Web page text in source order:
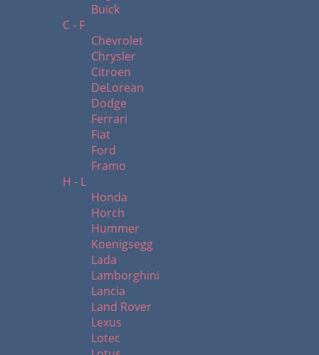
Buick
C - F
Chevrolet
Chrysler
Citroen
DeLorean
Dodge
Ferrari
Fiat
Ford
Framo
H - L
Honda
Horch
Hummer
Koenigsegg
Lada
Lamborghini
Lancia
Land Rover
Lexus
Lotec